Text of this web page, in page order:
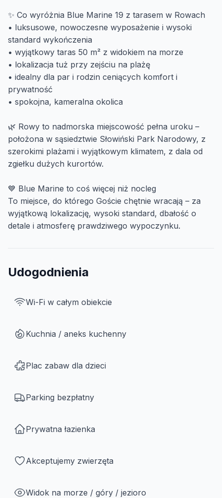
✨ Co wyróżnia Blue Marine 19 z tarasem w Rowach
• luksusowe, nowoczesne wyposażenie i wysoki
standard wykończenia
• wyjątkowy taras 50 m² z widokiem na morze
• lokalizacja tuż przy zejściu na plażę
• idealny dla par i rodzin ceniących komfort i
prywatność
• spokojna, kameralna okolica
🌿 Rowy to nadmorska miejscowość pełna uroku –
położona w sąsiedztwie Słowiński Park Narodowy, z
szerokimi plażami i wyjątkowym klimatem, z dala od
zgiełku dużych kurortów.
💙 Blue Marine to coś więcej niż nocleg
To miejsce, do którego Goście chętnie wracają – za
wyjątkową lokalizację, wysoki standard, dbałość o
detale i atmosferę prawdziwego wypoczynku.
Udogodnienia
Wi-Fi w całym obiekcie
Kuchnia / aneks kuchenny
Plac zabaw dla dzieci
Parking bezpłatny
Prywatna łazienka
Akceptujemy zwierzęta
Widok na morze / góry / jezioro